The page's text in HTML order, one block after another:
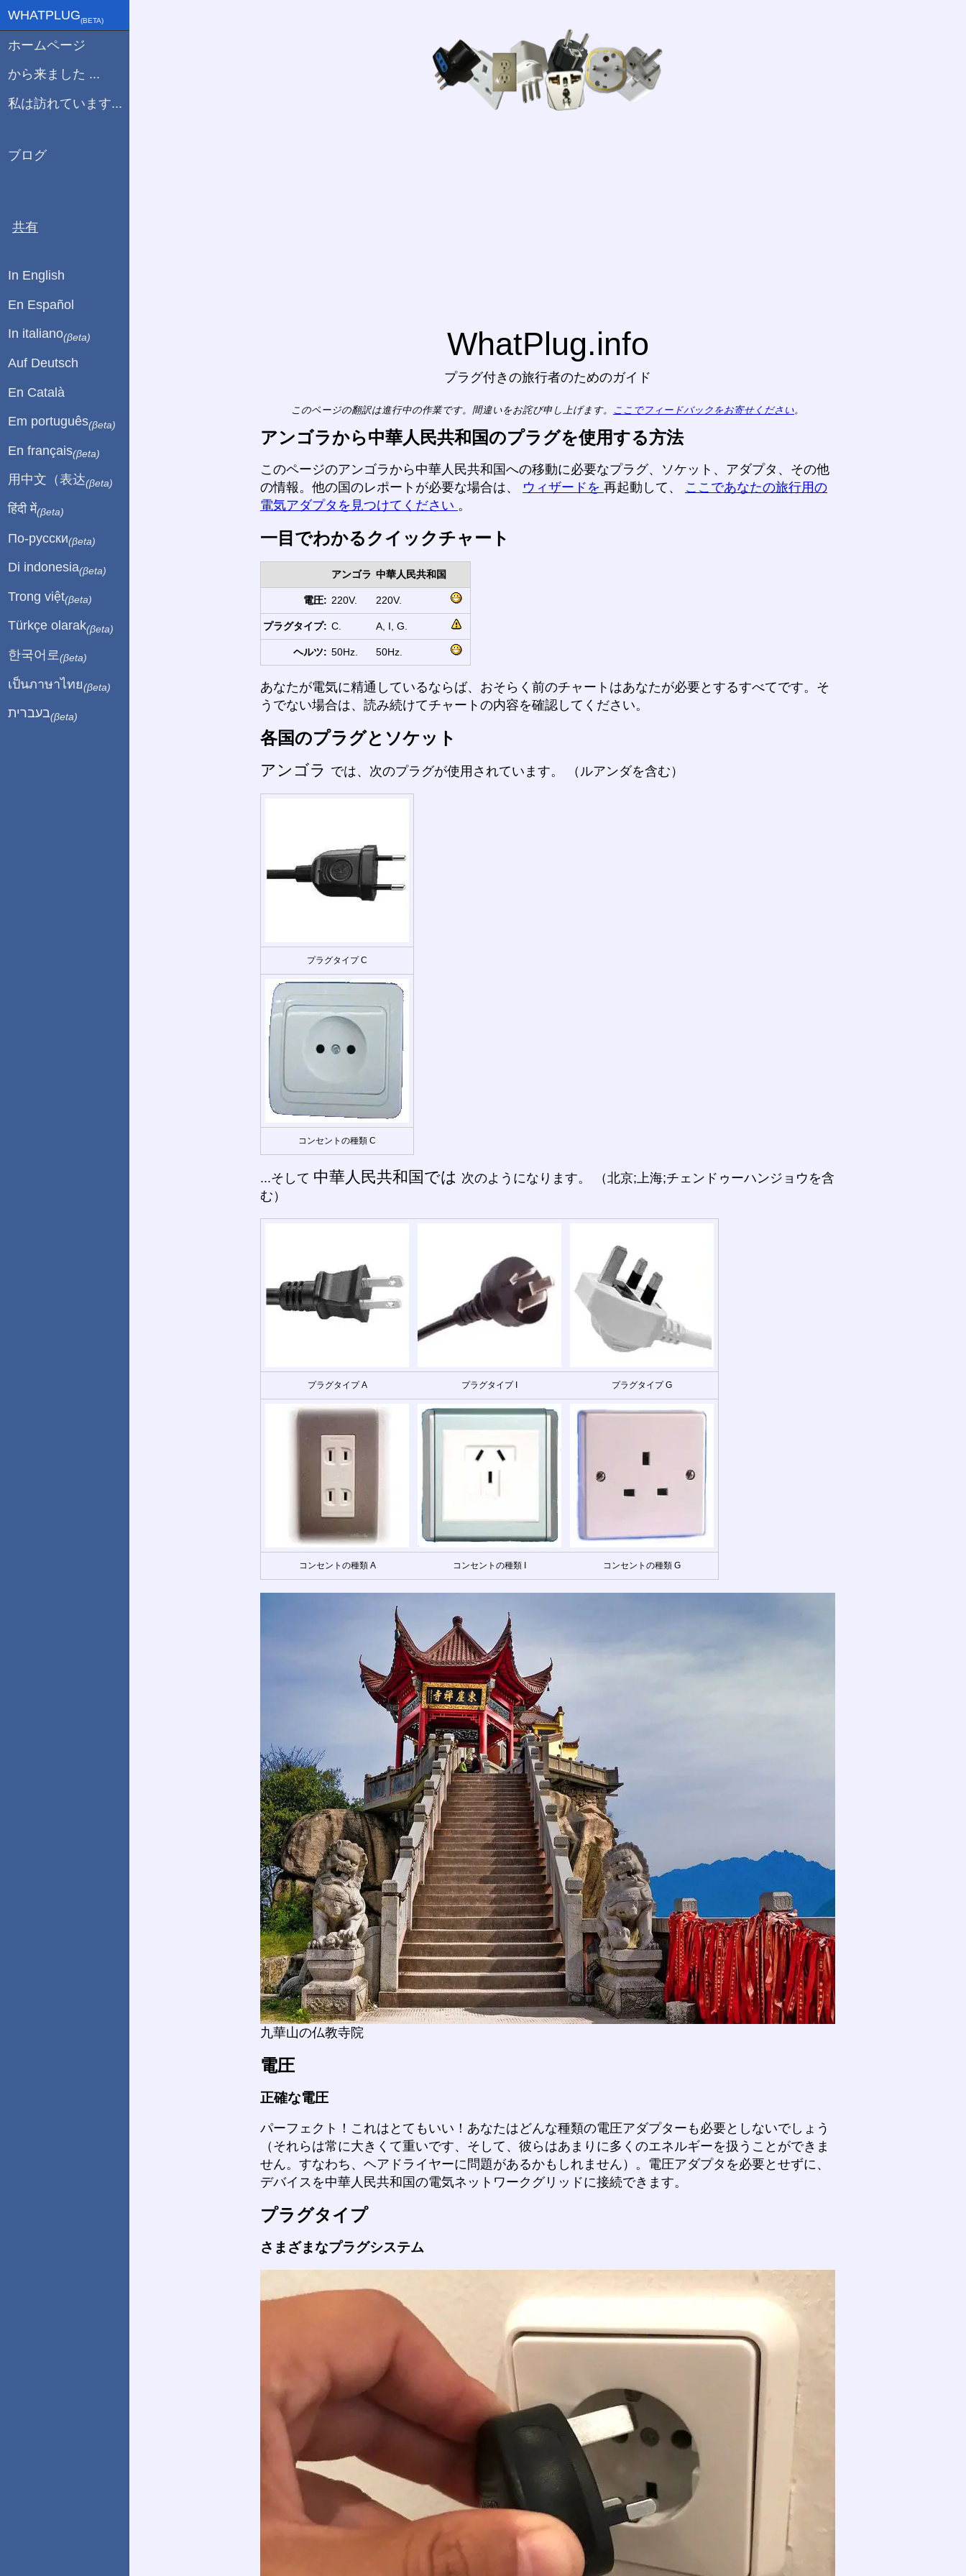
WhatPlug.info
プラグ付きの旅行者のためのガイド
このページの翻訳は進行中の作業です。間違いをお詫び申し上げます。 ここでフィードバックをお寄せください。
アンゴラから中華人民共和国のプラグを使用する方法
このページのアンゴラから中華人民共和国への移動に必要なプラグ、ソケット、アダプタ、その他
の情報。他の国のレポートが必要な場合は、 ウィザードを 再起動して、 ここであなたの旅行用の
電気アダプタを見つけてください 。
一目でわかるクイックチャート
アンゴラ 中華人民共和国
電圧: 220V. 220V.
プラグタイプ: C. A, I, G.
ヘルツ: 50Hz. 50Hz.
あなたが電気に精通しているならば、おそらく前のチャートはあなたが必要とするすべてです。そ
うでない場合は、読み続けてチャートの内容を確認してください。
各国のプラグとソケット
アンゴラ では、次のプラグが使用されています。 （ルアンダを含む）
プラグタイプ C
コンセントの種類 C
...そして 中華人民共和国では 次のようになります。 （北京;上海;チェンドゥーハンジョウを含
む）
プラグタイプ A プラグタイプ I プラグタイプ G
コンセントの種類 A コンセントの種類 I コンセントの種類 G
九華山の仏教寺院
電圧
正確な電圧
パーフェクト！これはとてもいい！あなたはどんな種類の電圧アダプターも必要としないでしょう
（それらは常に大きくて重いです、そして、彼らはあまりに多くのエネルギーを扱うことができま
せん。すなわち、ヘアドライヤーに問題があるかもしれません）。電圧アダプタを必要とせずに、
デバイスを中華人民共和国の電気ネットワークグリッドに接続できます。
プラグタイプ
さまざまなプラグシステム
WHATPLUG(ΒETA)
ホームページ
から来ました ...
私は訪れています...
ブログ
共有
In English
En Español
In italiano(βeta)
Auf Deutsch
En Català
Em português(βeta)
En français(βeta)
用中文（表达(βeta)
हिंदी में(βeta)
По-русски(βeta)
Di indonesia(βeta)
Trong việt(βeta)
Türkçe olarak(βeta)
한국어로 (βeta)
เป็นภาษาไทย(βeta)
בעברית(βeta)